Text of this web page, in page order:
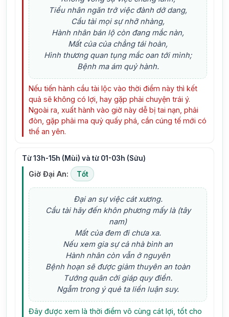
Tiểu nhân ngăn trở việc đành dở dang,
Cầu tài mọi sự nhỡ nhàng,
Hành nhân bán lộ còn đang mắc nàn,
Mất của của chẳng tái hoàn,
Hình thương quan tụng mắc oan tới mình;
Bệnh ma ám quỷ hành.
Nếu tiến hành cầu tài lộc vào thời điểm này thì kết
quả sẽ không có lợi, hay gặp phải chuyện trái ý.
Ngoài ra, xuất hành vào giờ này dễ bị tai nạn, phải
đòn, gặp phải ma quỷ quấy phá, cần cúng tế mới có
thể an yên.
Từ 13h-15h (Mùi) và từ 01-03h (Sửu)
Giờ Đại An: Tốt
Đại an sự việc cát xương.
Cầu tài hãy đến khôn phương mấy là (tây
nam)
Mất của đem đi chưa xa.
Nếu xem gia sự cả nhà bình an
Hành nhân còn vẫn ở nguyên
Bệnh hoạn sẽ được giảm thuyên an toàn
Tướng quân cởi giáp quy điền.
Ngẫm trong ý quẻ ta liền luận suy.
Đây được xem là thời điểm vô cùng cát lợi, tốt cho